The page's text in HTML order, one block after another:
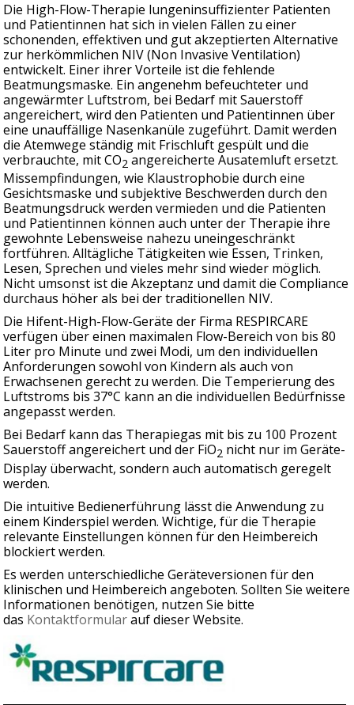
Die High-Flow-Therapie lungeninsuffizienter Patienten
und Patientinnen hat sich in vielen Fällen zu einer
schonenden, effektiven und gut akzeptierten Alternative
zur herkömmlichen NIV (Non Invasive Ventilation)
entwickelt. Einer ihrer Vorteile ist die fehlende
Beatmungsmaske. Ein angenehm befeuchteter und
angewärmter Luftstrom, bei Bedarf mit Sauerstoff
angereichert, wird den Patienten und Patientinnen über
eine unauffällige Nasenkanüle zugeführt. Damit werden
die Atemwege ständig mit Frischluft gespült und die
verbrauchte, mit CO2 angereicherte Ausatemluft ersetzt.
Missempfindungen, wie Klaustrophobie durch eine
Gesichtsmaske und subjektive Beschwerden durch den
Beatmungsdruck werden vermieden und die Patienten
und Patientinnen können auch unter der Therapie ihre
gewohnte Lebensweise nahezu uneingeschränkt
fortführen. Alltägliche Tätigkeiten wie Essen, Trinken,
Lesen, Sprechen und vieles mehr sind wieder möglich.
Nicht umsonst ist die Akzeptanz und damit die Compliance
durchaus höher als bei der traditionellen NIV.
Die Hifent-High-Flow-Geräte der Firma RESPIRCARE
verfügen über einen maximalen Flow-Bereich von bis 80
Liter pro Minute und zwei Modi, um den individuellen
Anforderungen sowohl von Kindern als auch von
Erwachsenen gerecht zu werden. Die Temperierung des
Luftstroms bis 37°C kann an die individuellen Bedürfnisse
angepasst werden.
Bei Bedarf kann das Therapiegas mit bis zu 100 Prozent
Sauerstoff angereichert und der FiO2 nicht nur im Geräte-
Display überwacht, sondern auch automatisch geregelt
werden.
Die intuitive Bedienerführung lässt die Anwendung zu
einem Kinderspiel werden. Wichtige, für die Therapie
relevante Einstellungen können für den Heimbereich
blockiert werden.
Es werden unterschiedliche Geräteversionen für den
klinischen und Heimbereich angeboten. Sollten Sie weitere
Informationen benötigen, nutzen Sie bitte
das Kontaktformularauf dieser Website.